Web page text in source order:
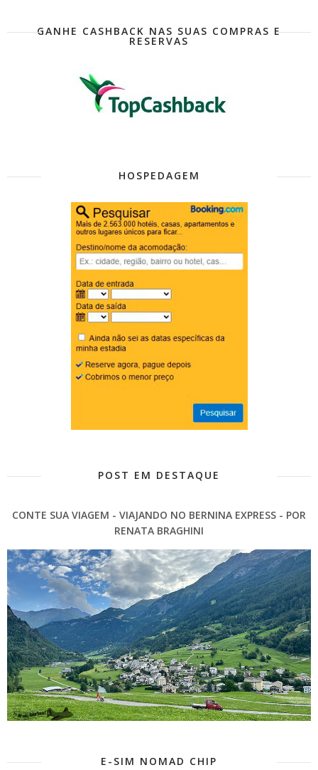
GANHE CASHBACK NAS SUAS COMPRAS E
RESERVAS
HOSPEDAGEM
POST EM DESTAQUE
CONTE SUA VIAGEM - VIAJANDO NO BERNINA EXPRESS - POR
RENATA BRAGHINI
E-SIM NOMAD CHIP